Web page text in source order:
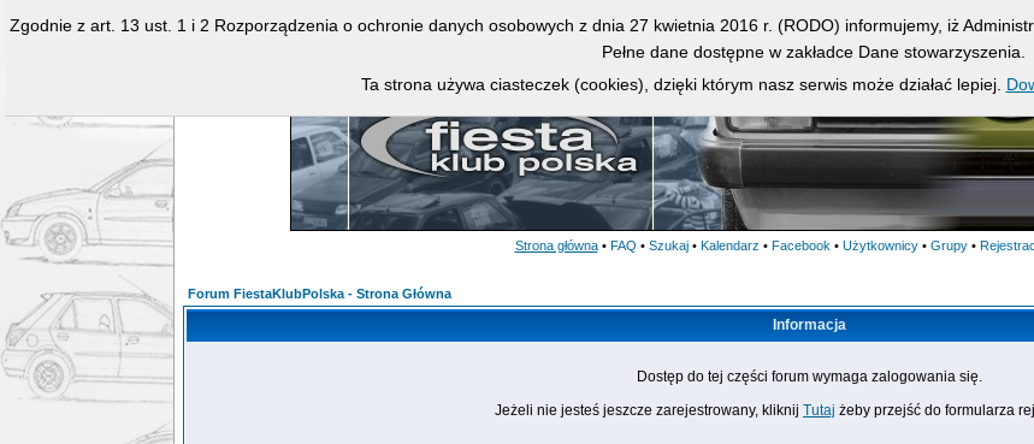
Strona główna • FAQ • Szukaj • Kalendarz • Facebook • Użytkownicy • Grupy •
Forum FiestaKlubPolska - Strona Główna
Informacja
Dostęp do tej części forum wymaga zalogowania się.
Jeżeli nie jesteś jeszcze zarejestrowany, kliknij Tutaj żeby przejść do formularza
Zgodnie z art. 13 ust. 1 i 2 Rozporządzenia o ochronie danych osobowych z dnia 27 kwietnia 2016 r. (RODO) informujemy, iż
Pełne dane dostępne w zakładce Dane stowarzyszenia.
Ta strona używa ciasteczek (cookies), dzięki którym nasz serwis może działać lepiej.